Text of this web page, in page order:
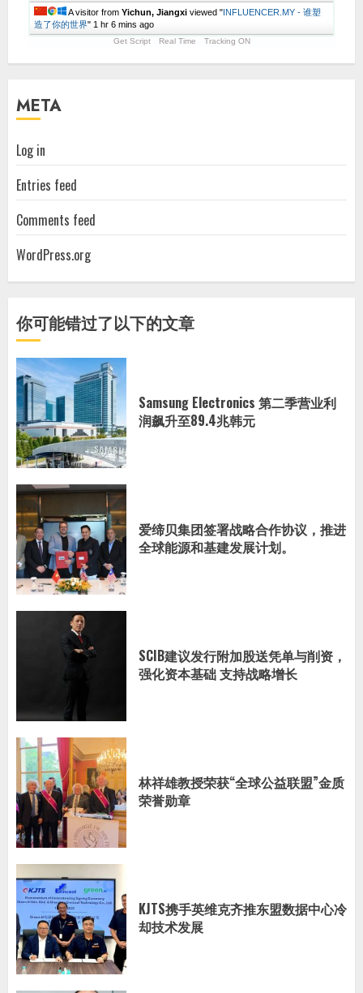
A visitor from Yichun, Jiangxi viewed "INFLUENCER.MY - 谁塑
造了你的世界" 1 hr 6 mins ago
Get Script Real Time Tracking ON
META
Log in
Entries feed
Comments feed
WordPress.org
你可能错过了以下的文章
Samsung Electronics 第二季营业利
润飙升至89.4兆韩元
爱缔贝集团签署战略合作协议，推进
全球能源和基建发展计划。
SCIB建议发行附加股送凭单与削资，
强化资本基础 支持战略增长
林祥雄教授荣获“全球公益联盟”金质
荣誉勋章
KJTS携手英维克齐推东盟数据中心冷
却技术发展